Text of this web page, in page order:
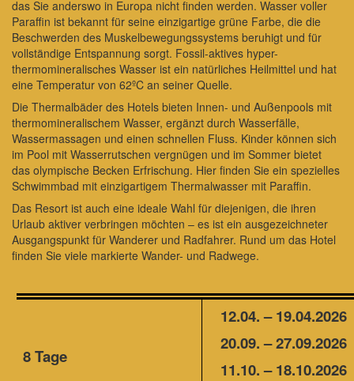
das Sie anderswo in Europa nicht finden werden. Wasser voller
Paraffin ist bekannt für seine einzigartige grüne Farbe, die die
Beschwerden des Muskelbewegungssystems beruhigt und für
vollständige Entspannung sorgt. Fossil-aktives hyper-
thermomineralisches Wasser ist ein natürliches Heilmittel und hat
eine Temperatur von 62ºC an seiner Quelle.
Die Thermalbäder des Hotels bieten Innen- und Außenpools mit
thermomineralischem Wasser, ergänzt durch Wasserfälle,
Wassermassagen und einen schnellen Fluss. Kinder können sich
im Pool mit Wasserrutschen vergnügen und im Sommer bietet
das olympische Becken Erfrischung. Hier finden Sie ein spezielles
Schwimmbad mit einzigartigem Thermalwasser mit Paraffin.
Das Resort ist auch eine ideale Wahl für diejenigen, die ihren
Urlaub aktiver verbringen möchten – es ist ein ausgezeichneter
Ausgangspunkt für Wanderer und Radfahrer. Rund um das Hotel
finden Sie viele markierte Wander- und Radwege.
8 Tage
12.04. – 19.04.2026
20.09. – 27.09.2026
11.10. – 18.10.2026